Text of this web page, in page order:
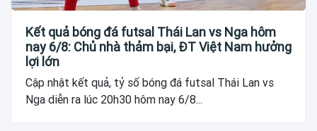
Kết quả bóng đá futsal Thái Lan vs Nga hôm
nay 6/8: Chủ nhà thảm bại, ĐT Việt Nam hưởng
lợi lớn
Cập nhật kết quả, tỷ số bóng đá futsal Thái Lan vs
Nga diễn ra lúc 20h30 hôm nay 6/8...